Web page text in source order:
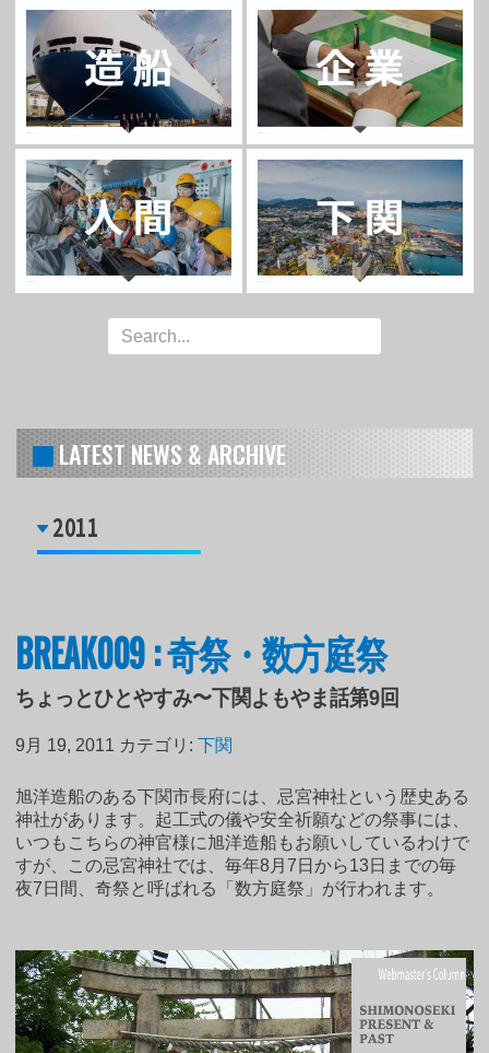
LATEST NEWS & ARCHIVE
2011
BREAK009 : 奇祭・数方庭祭
ちょっとひとやすみ〜下関よもやま話第9回
9月 19, 2011 カテゴリ:下関
旭洋造船のある下関市長府には、忌宮神社という歴史ある
神社があります。起工式の儀や安全祈願などの祭事には、
いつもこちらの神官様に旭洋造船もお願いしているわけで
すが、この忌宮神社では、毎年8月7日から13日までの毎
夜7日間、奇祭と呼ばれる「数方庭祭」が行われます。